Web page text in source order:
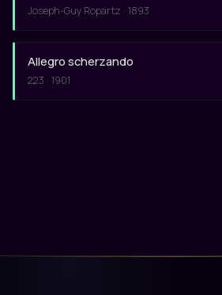
Joseph-Guy Ropartz · 1893
Allegro scherzando
223 · 1901